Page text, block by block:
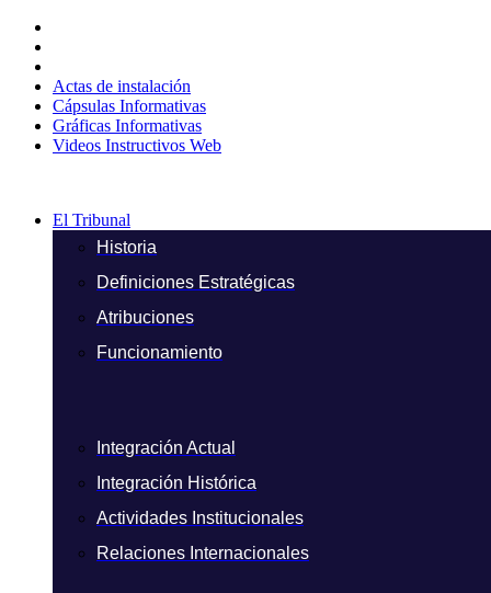
contenido
Actas de instalación
Cápsulas Informativas
Gráficas Informativas
Videos Instructivos Web
El Tribunal
Historia
Definiciones Estratégicas
Atribuciones
Funcionamiento
Integración Actual
Integración Histórica
Actividades Institucionales
Relaciones Internacionales